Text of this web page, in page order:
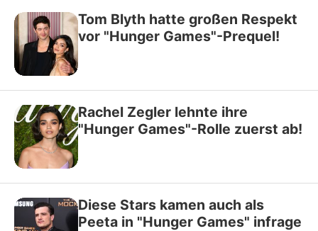
Tom Blyth hatte großen Respekt
vor "Hunger Games"-Prequel!
Rachel Zegler lehnte ihre
"Hunger Games"-Rolle zuerst ab!
Diese Stars kamen auch als
Peeta in "Hunger Games" infrage